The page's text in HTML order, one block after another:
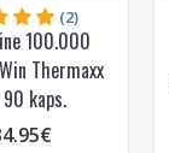
100.000
Thermaxx
kaps.
(2)